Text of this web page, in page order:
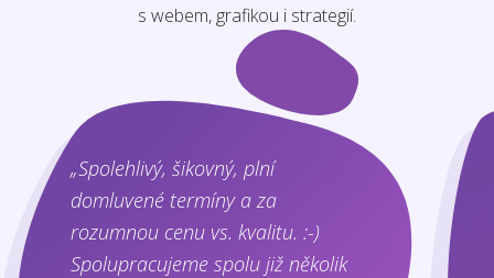
s webem, grafikou i strategií.
„Spolehlivý, šikovný, plní
domluvené termíny a za
rozumnou cenu vs. kvalitu. :-)
Spolupracujeme spolu již několik